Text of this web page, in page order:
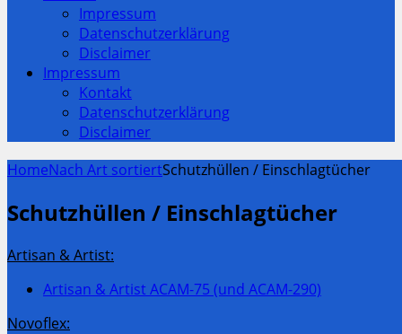
Impressum
Datenschutzerklärung
Disclaimer
Impressum
Kontakt
Datenschutzerklärung
Disclaimer
HomeNach Art sortiertSchutzhüllen / Einschlagtücher
Schutzhüllen / Einschlagtücher
Artisan & Artist:
Artisan & Artist ACAM-75 (und ACAM-290)
Novoflex: